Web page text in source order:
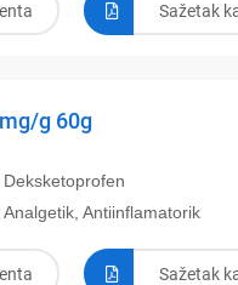
Sažetak
g 60g
Deksketoprofen
Analgetik, Antiinflamatorik
Sažetak